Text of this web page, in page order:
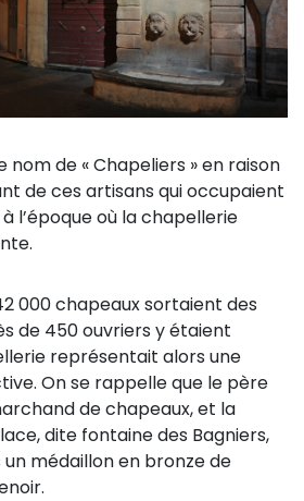
de « Chapeliers » en raison
de ces artisans qui occupaient
l’époque où la chapellerie
000 chapeaux sortaient des
de 450 ouvriers y étaient
représentait alors une
On se rappelle que le père
de chapeaux, et la
dite fontaine des Bagniers,
médaillon en bronze de